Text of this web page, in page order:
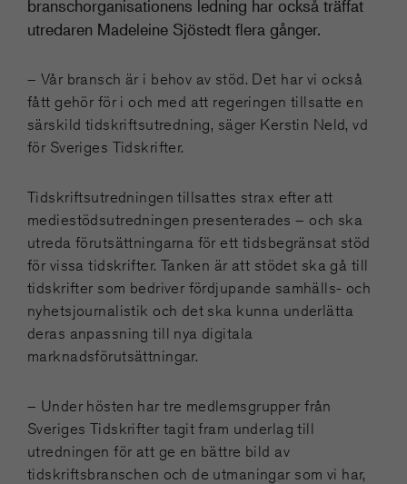
branschorganisationens ledning har också träffat
utredaren Madeleine Sjöstedt flera gånger.
– Vår bransch är i behov av stöd. Det har vi också
fått gehör för i och med att regeringen tillsatte en
särskild tidskriftsutredning, säger Kerstin Neld, vd
för Sveriges Tidskrifter.
Tidskriftsutredningen tillsattes strax efter att
mediestödsutredningen presenterades – och ska
utreda förutsättningarna för ett tidsbegränsat stöd
för vissa tidskrifter. Tanken är att stödet ska gå till
tidskrifter som bedriver fördjupande samhälls- och
nyhetsjournalistik och det ska kunna underlätta
deras anpassning till nya digitala
marknadsförutsättningar.
– Under hösten har tre medlemsgrupper från
Sveriges Tidskrifter tagit fram underlag till
utredningen för att ge en bättre bild av
tidskriftsbranschen och de utmaningar som vi har,